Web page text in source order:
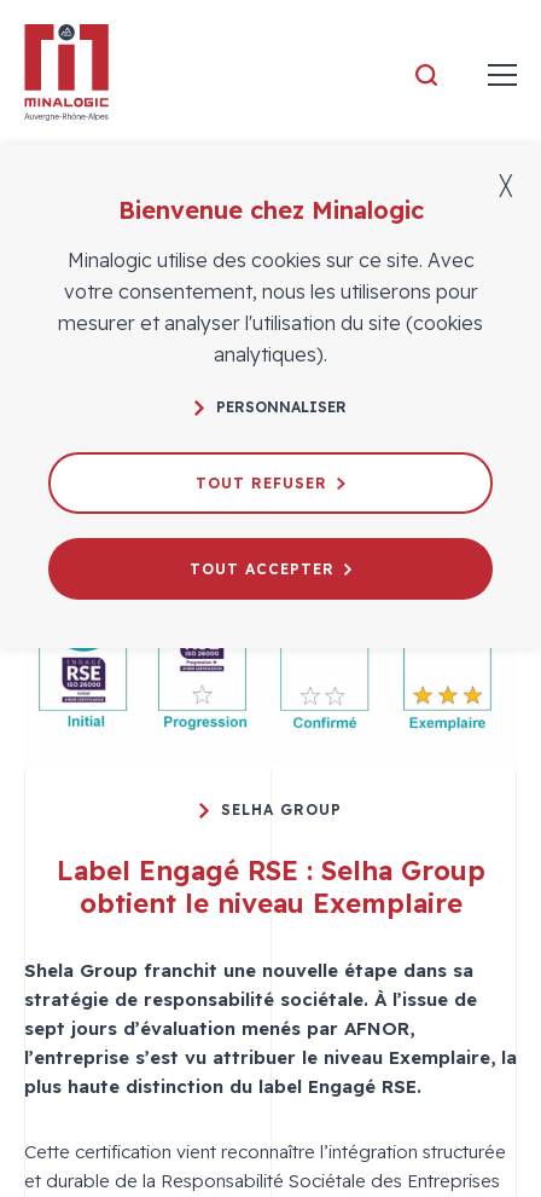
Actualités des adhérents
SELHA GROUP
Label Engagé RSE : Selha Group
obtient le niveau Exemplaire
Shela Group franchit une nouvelle étape dans sa
stratégie de responsabilité sociétale. À l’issue de
sept jours d’évaluation menés par AFNOR,
l’entreprise s’est vu attribuer le niveau Exemplaire, la
plus haute distinction du label Engagé RSE.
Cette certification vient reconnaître l’intégration structurée
et durable de la Responsabilité Sociétale des Entreprises
Bienvenue chez Minalogic
Minalogic utilise des cookies sur ce site. Avec
votre consentement, nous les utiliserons pour
mesurer et analyser l'utilisation du site (cookies
analytiques).
PERSONNALISER
TOUT REFUSER
TOUT ACCEPTER
╳